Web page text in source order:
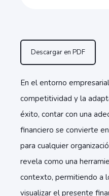
Descargar en PDF
En el entorno
competitividad y la
éxito, contar con una
financiero se convierte
para cualquier
revela como una
contexto, permitiendo a
visualizar el presente